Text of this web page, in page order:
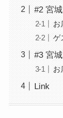
#2 宮
お
ゲ
#3 宮
お
Link